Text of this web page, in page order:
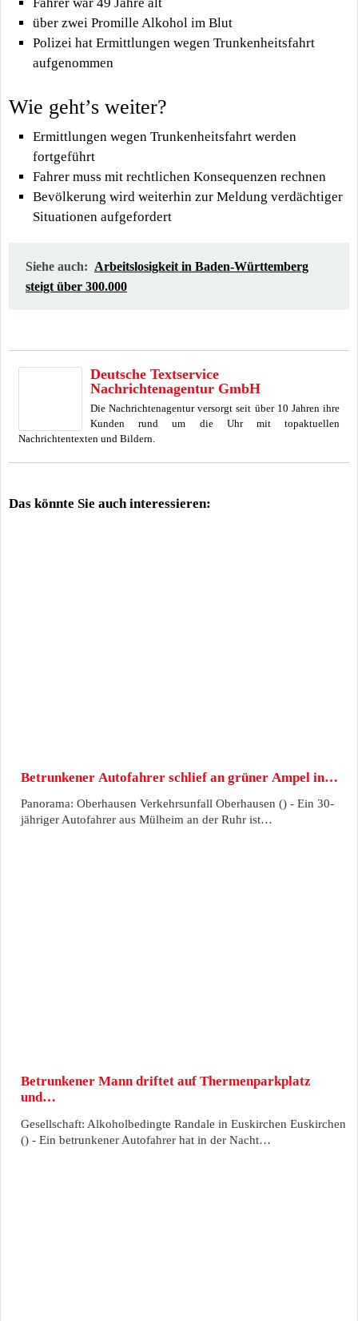
Fahrer war 49 Jahre alt
über zwei Promille Alkohol im Blut
Polizei hat Ermittlungen wegen Trunkenheitsfahrt
aufgenommen
Wie geht’s weiter?
Ermittlungen wegen Trunkenheitsfahrt werden
fortgeführt
Fahrer muss mit rechtlichen Konsequenzen rechnen
Bevölkerung wird weiterhin zur Meldung verdächtiger
Situationen aufgefordert
Siehe auch: Arbeitslosigkeit in Baden-Württemberg
steigt über 300.000
Deutsche Textservice
Nachrichtenagentur GmbH
Die Nachrichtenagentur versorgt seit über 10 Jahren ihre
Kunden rund um die Uhr mit topaktuellen
Nachrichtentexten und Bildern.
Das könnte Sie auch interessieren:
Betrunkener Autofahrer schlief an grüner Ampel in…
Panorama: Oberhausen Verkehrsunfall Oberhausen () - Ein 30-
jähriger Autofahrer aus Mülheim an der Ruhr ist…
Betrunkener Mann driftet auf Thermenparkplatz
und…
Gesellschaft: Alkoholbedingte Randale in Euskirchen Euskirchen
() - Ein betrunkener Autofahrer hat in der Nacht…